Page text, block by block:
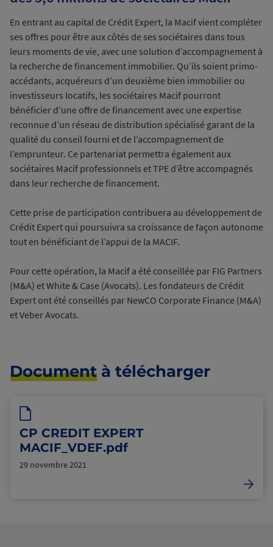
Document à télécharger
CP CREDIT EXPERT
MACIF_VDEF.pdf
29 novembre 2021
En entrant au capital de Crédit Expert, la Macif vient compléter
ses offres pour être aux côtés de ses sociétaires dans tous
leurs moments de vie, avec une solution d’accompagnement à
la recherche de financement immobilier. Qu’ils soient primo-
accédants, acquéreurs d’un deuxième bien immobilier ou
investisseurs locatifs, les sociétaires Macif pourront
bénéficier d’une offre de financement avec une expertise
reconnue d’un réseau de distribution spécialisé garant de la
qualité du conseil fourni et de l’accompagnement de
l’emprunteur. Ce partenariat permettra également aux
sociétaires Macif professionnels et TPE d’être accompagnés
dans leur recherche de financement.
Cette prise de participation contribuera au développement de
Crédit Expert qui poursuivra sa croissance de façon autonome
tout en bénéficiant de l’appui de la MACIF.
Pour cette opération, la Macif a été conseillée par FIG Partners
(M&A) et White & Case (Avocats). Les fondateurs de Crédit
Expert ont été conseillés par NewCO Corporate Finance (M&A)
et Veber Avocats.